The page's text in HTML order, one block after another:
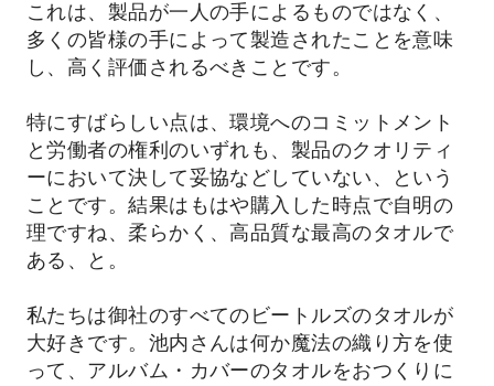
これは、製品が一人の手によるものではなく、
多くの皆様の手によって製造されたことを意味
し、高く評価されるべきことです。
特にすばらしい点は、環境へのコミットメント
と労働者の権利のいずれも、製品のクオリティ
ーにおいて決して妥協などしていない、という
ことです。結果はもはや購入した時点で自明の
理ですね、柔らかく、高品質な最高のタオルで
ある、と。
私たちは御社のすべてのビートルズのタオルが
大好きです。池内さんは何か魔法の織り方を使
って、アルバム・カバーのタオルをおつくりに